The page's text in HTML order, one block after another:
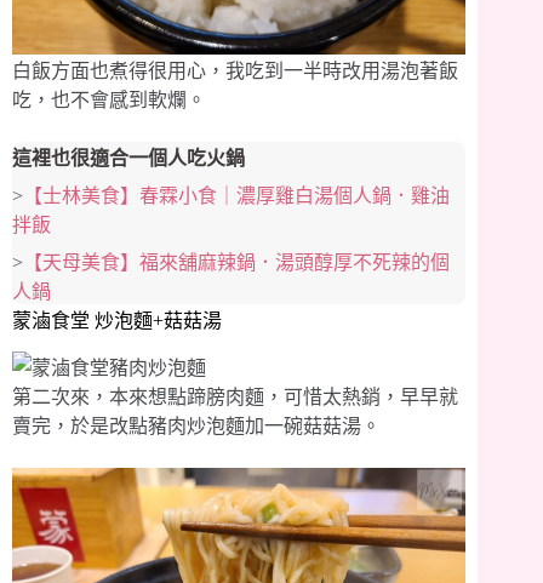
白飯方面也煮得很用心，我吃到一半時改用湯泡著飯
吃，也不會感到軟爛。
這裡也很適合一個人吃火鍋
> 【士林美食】春霖小食｜濃厚雞白湯個人鍋．雞油
拌飯
> 【天母美食】福來舖麻辣鍋．湯頭醇厚不死辣的個
人鍋
蒙滷食堂 炒泡麵+菇菇湯
第二次來，本來想點蹄膀肉麵，可惜太熱銷，早早就
賣完，於是改點豬肉炒泡麵加一碗菇菇湯。